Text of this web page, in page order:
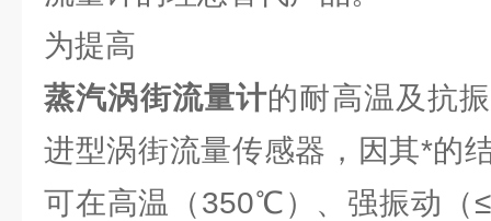
为提高
蒸汽涡街流量计的耐高温及抗
进型涡街流量传感器，因其*的
可在高温（350℃）、强振动（